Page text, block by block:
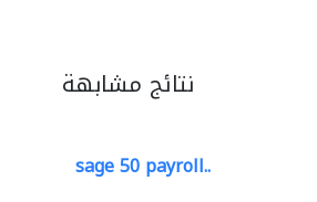
نتائج مشابهة
sage 50 payroll..